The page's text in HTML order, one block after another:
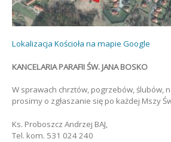
Lokalizacja Kościoła na mapie Google
KANCELARIA PARAFII ŚW. JANA BOSKO
W sprawach chrztów, pogrzebów, ślubów,
prosimy o zgłaszanie się po każdej Mszy
Ks. Proboszcz Andrzej BAJ,
Tel. kom. 531 024 240